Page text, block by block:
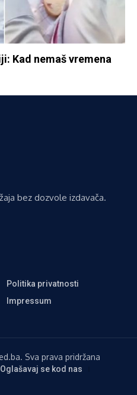
Kad nemaš vremena
bez dozvole izdavača.
Politika privatnosti
Impressum
Sva prava pridržana
Oglašavaj se kod nas